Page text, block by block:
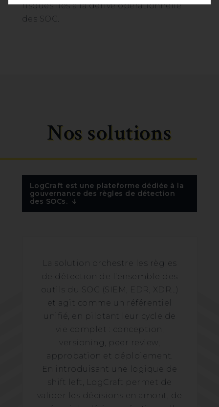
risques liés à la dérive opérationnelle
des SOC.
Nos solutions
LogCraft est une plateforme dédiée à la
gouvernance des règles de détection
des SOCs.
La solution orchestre les règles
de détection de l’ensemble des
outils du SOC (SIEM, EDR, XDR…)
et agit comme un référentiel
unifié, en pilotant leur cycle de
vie complet : conception,
versioning, peer review,
approbation et déploiement.
En introduisant une logique de
shift left, LogCraft permet de
valider les décisions en amont, de